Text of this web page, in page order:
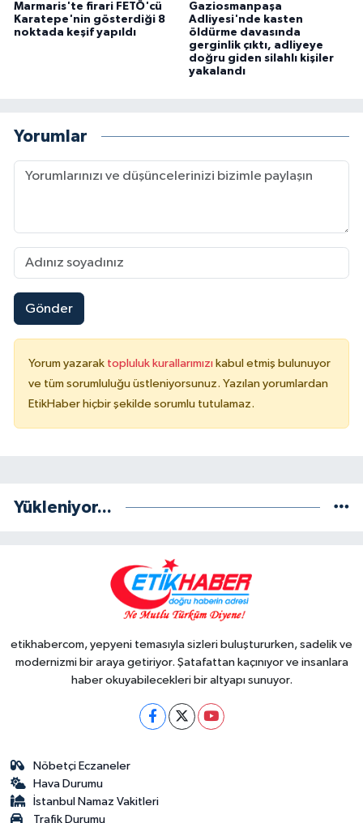
Marmaris'te firari FETÖ'cü
Karatepe'nin gösterdiği 8
noktada keşif yapıldı
Gaziosmanpaşa
Adliyesi'nde kasten
öldürme davasında
gerginlik çıktı, adliyeye
doğru giden silahlı kişiler
yakalandı
Yorumlar
Gönder
Yorum yazarak topluluk kurallarımızı kabul etmiş bulunuyor
ve tüm sorumluluğu üstleniyorsunuz. Yazılan yorumlardan
EtikHaber hiçbir şekilde sorumlu tutulamaz.
Yükleniyor...
etikhabercom, yepyeni temasıyla sizleri buluştururken, sadelik ve
modernizmi bir araya getiriyor. Şatafattan kaçınıyor ve insanlara
haber okuyabilecekleri bir altyapı sunuyor.
Nöbetçi Eczaneler
Hava Durumu
İstanbul Namaz Vakitleri
Trafik Durumu